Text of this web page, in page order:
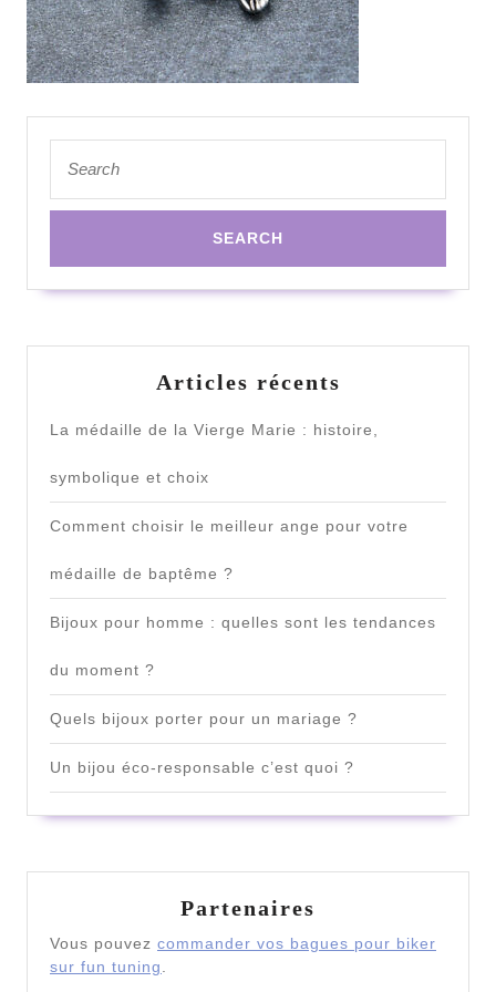
for:
Articles récents
La médaille de la Vierge Marie : histoire,
symbolique et choix
Comment choisir le meilleur ange pour votre
médaille de baptême ?
Bijoux pour homme : quelles sont les tendances
du moment ?
Quels bijoux porter pour un mariage ?
Un bijou éco-responsable c’est quoi ?
Partenaires
Vous pouvez commander vos bagues pour biker
sur fun tuning